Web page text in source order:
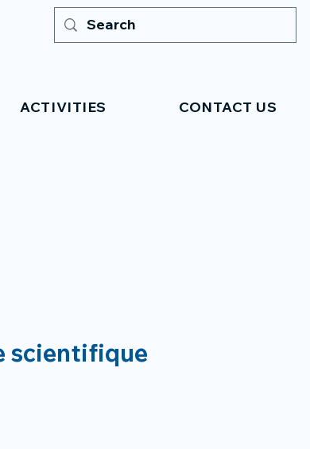
ACTIVITIES CONTACT US
scientifique